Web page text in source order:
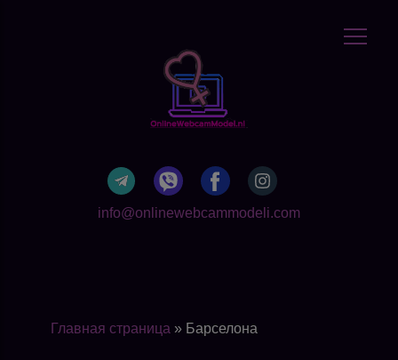
info@onlinewebcammodeli.com
Главная страница » Барселона